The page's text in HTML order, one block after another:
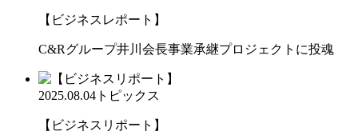
【ビジネスレポート】
C&Rグループ井川会長事業承継プロジェクトに投魂
2025.08.04 トピックス
【ビジネスリポート】